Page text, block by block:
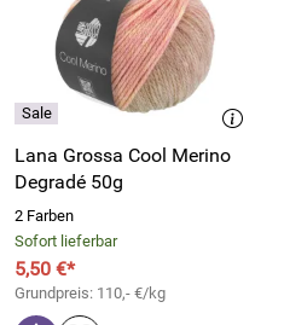
Lana Grossa Cool Merino
Degradé 50g
2 Farben
Sofort lieferbar
5,50 €*
Grundpreis: 110,- €/kg